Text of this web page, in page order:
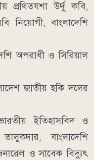
উর্দু কবি,
নিয়োগী, বাংলাদেশি
অপরাধী ও সিরিয়াল
জাতীয় হকি দলের
ইতিহাসবিদ ও
বাংলাদেশি
ও সাবেক বিদ্যুৎ